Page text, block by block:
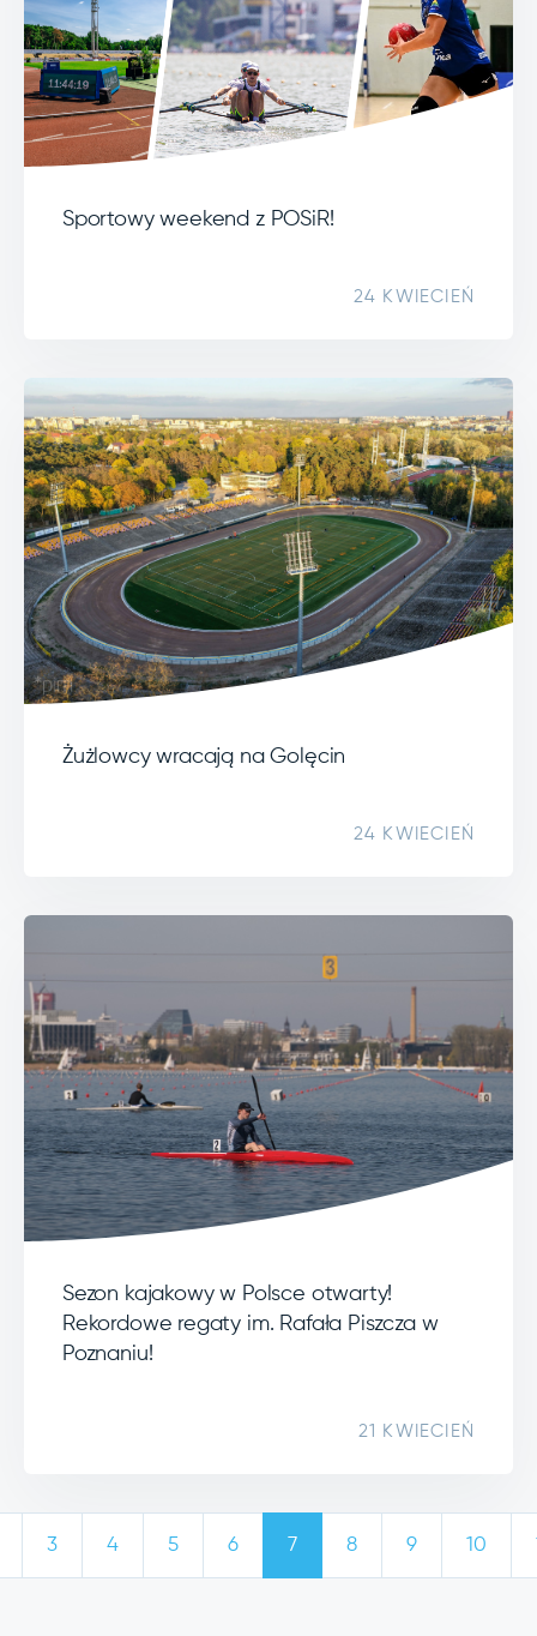
Sportowy weekend z POSiR!
24 KWIECIEŃ
Żużlowcy wracają na Golęcin
24 KWIECIEŃ
Sezon kajakowy w Polsce otwarty!
Rekordowe regaty im. Rafała Piszcza w
Poznaniu!
21 KWIECIEŃ
3 4 5 6 7 8 9 10